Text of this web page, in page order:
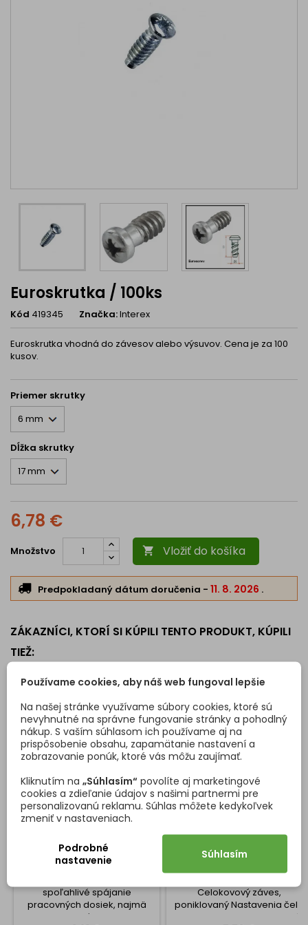
Euroskrutka / 100ks
Kód 419345 Značka:Interex
Euroskrutka vhodná do závesov alebo výsuvov. Cena je za 100
kusov.
Priemer skrutky
Dĺžka skrutky
6,78 €
Množstvo  Vložiť do košíka
Predpokladaný dátum doručenia - 11. 8. 2026 .
ZÁKAZNÍCI, KTORÍ SI KÚPILI TENTO PRODUKT, KÚPILI
TIEŽ:
PRACOVNÝCH DOSIEK UNI
pojovacia skrutka UNI je
spoľahlivé spájanie
pracovných dosiek, najmä
kuchynských liniek.
ZÁVES VLOŽENÝ NA SLEPÝ
TLMENÍM
Celokovový záves,
poniklovaný Nastavenia čela
v troch smeroch Komfortné
Používame cookies, aby náš web fungoval lepšie
Na našej stránke využívame súbory cookies, ktoré sú
nevyhnutné na správne fungovanie stránky a pohodlný
nákup. S vaším súhlasom ich používame aj na
prispôsobenie obsahu, zapamätanie nastavení a
zobrazovanie ponúk, ktoré vás môžu zaujímať.
Kliknutím na „Súhlasím“ povolíte aj marketingové
cookies a zdieľanie údajov s našimi partnermi pre
personalizovanú reklamu. Súhlas môžete kedykoľvek
zmeniť v nastaveniach.
Podrobné
nastavenie
Súhlasím